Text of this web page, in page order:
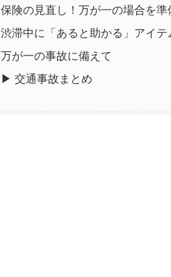
保険の見直し！万が一の場合を準
渋滞中に「あると助かる」アイテ
万が一の事故に備えて
▶ 交通事故まとめ